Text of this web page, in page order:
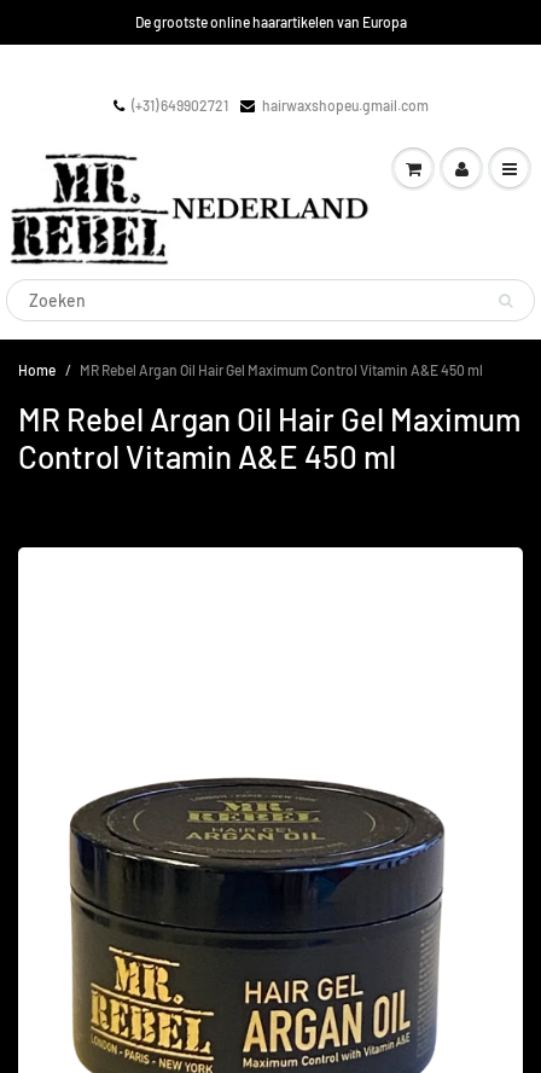
De grootste online haarartikelen van Europa
(+31) 649902721 hairwaxshopeu.gmail.com
Home MR Rebel Argan Oil Hair Gel Maximum Control Vitamin A&E 450 ml
MR Rebel Argan Oil Hair Gel Maximum
Control Vitamin A&E 450 ml